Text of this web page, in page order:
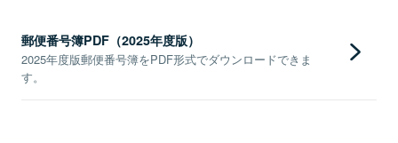
郵便番号簿PDF（2025年度版）
2025年度版郵便番号簿をPDF形式でダウンロードできま
す。